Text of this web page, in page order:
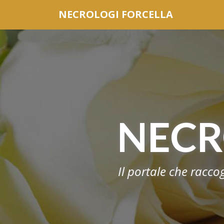
NECROLOGI FORCELLA
Il portale che
scorrendo questa pagina, cliccando su un